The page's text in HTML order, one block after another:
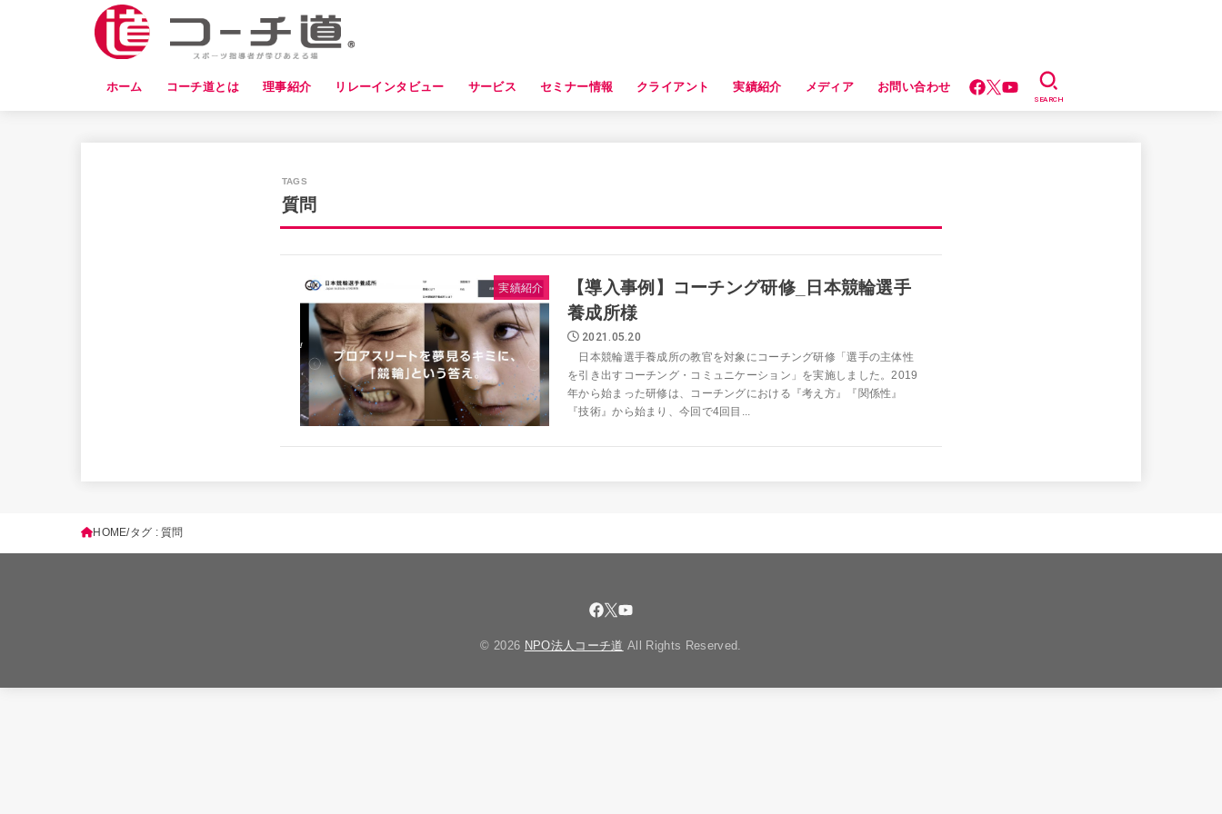
ホーム コーチ道とは 理事紹介 リレーインタビュー サービス セミナー情報 クライアント 実績紹介 メディア お問い合わせ
SEARCH
質問
実績紹介
【導入事例】コーチング研修_日本競輪選手
養成所様
2021.05.20
日本競輪選手養成所の教官を対象にコーチング研修「選手の主体性
を引き出すコーチング・コミュニケーション」を実施しました。2019
年から始まった研修は、コーチングにおける『考え方』『関係性』
『技術』から始まり、今回で4回目...
HOME タグ : 質問
© 2026 NPO法人コーチ道 All Rights Reserved.